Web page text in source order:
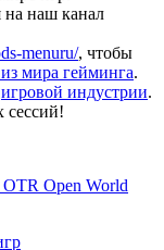
на наш канал
menuru/, чтобы
мира гейминга.
игровой индустрии.
сессий!
Open World